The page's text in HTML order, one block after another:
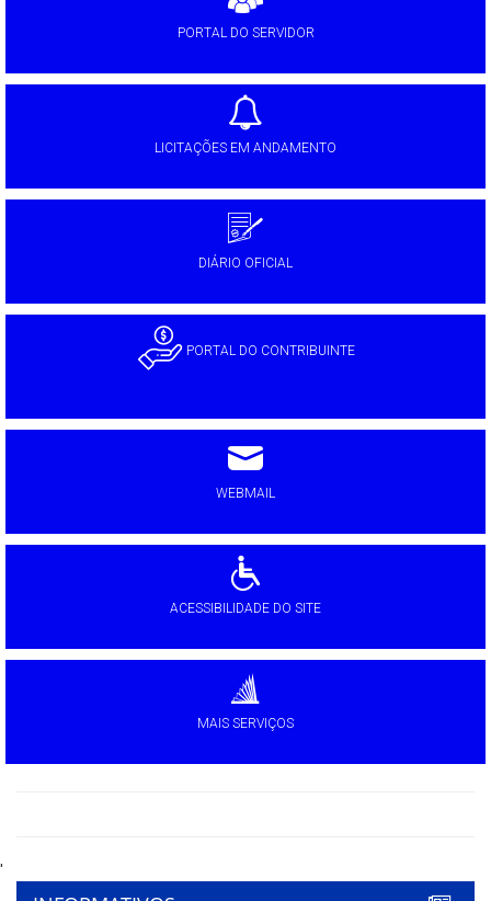
PORTAL DO SERVIDOR
LICITAÇÕES EM ANDAMENTO
DIÁRIO OFICIAL
PORTAL DO CONTRIBUINTE
WEBMAIL
ACESSIBILIDADE DO SITE
MAIS SERVIÇOS
'